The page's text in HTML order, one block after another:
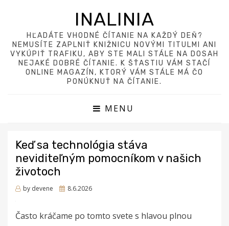
INALINIA
HĽADÁTE VHODNÉ ČÍTANIE NA KAŽDÝ DEŇ?
NEMUSÍTE ZAPLNIŤ KNIŽNICU NOVÝMI TITULMI ANI
VYKÚPIŤ TRAFIKU, ABY STE MALI STÁLE NA DOSAH
NEJAKÉ DOBRÉ ČÍTANIE. K ŠŤASTIU VÁM STAČÍ
ONLINE MAGAZÍN, KTORÝ VÁM STÁLE MÁ ČO
PONÚKNUŤ NA ČÍTANIE.
MENU
Keď sa technológia stáva
neviditeľným pomocníkom v našich
životoch
by devene
Posted
8.6.2026
Často kráčame po tomto svete s hlavou plnou